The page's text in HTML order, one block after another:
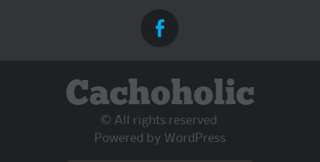
Cachoholic
© All rights reserved.
Powered by WordPress